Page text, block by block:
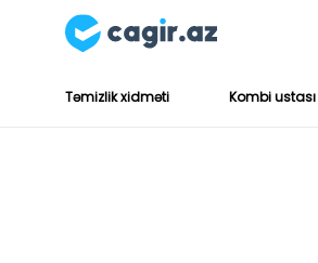
Təmizlik xidməti Kombi ustası